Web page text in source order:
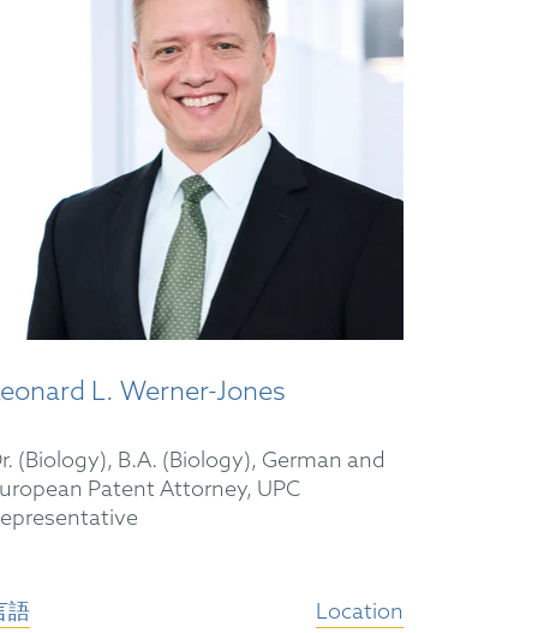
L. Werner-Jones
(Biology), B.A. (Biology), German and
Patent Attorney, UPC
語 Location